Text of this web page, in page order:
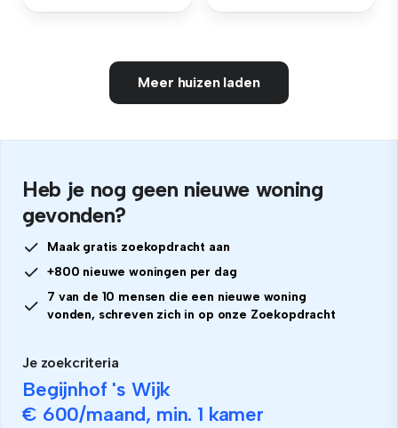
Meer huizen laden
Heb je nog geen nieuwe woning
gevonden?
Maak gratis zoekopdracht aan
+800 nieuwe woningen per dag
7 van de 10 mensen die een nieuwe woning
vonden, schreven zich in op onze Zoekopdracht
Je zoekcriteria
Begijnhof 's Wijk
€ 600/maand, min. 1 kamer